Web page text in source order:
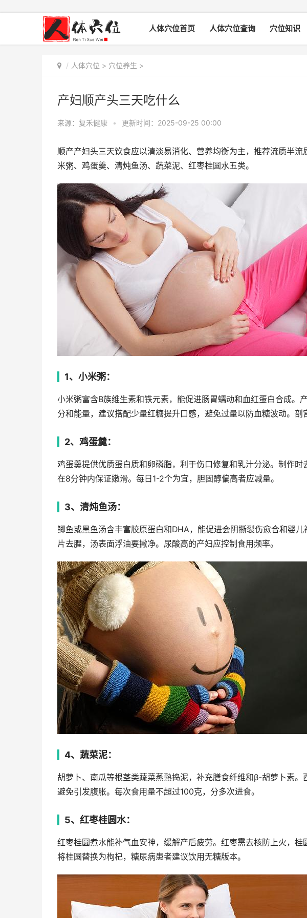
人体穴位首页 人体穴位查询 穴位知识
人体穴位 > 穴位养生 >
产妇顺产头三天吃什么
来源：复禾健康 • 更新时间：2025-09-25 00:00
顺产产妇头三天饮食应以清淡易消化、营养均衡为主，推荐流质半
米粥、鸡蛋羹、清炖鱼汤、蔬菜泥、红枣桂圆水五类。
1、小米粥：
小米粥富含B族维生素和铁元素，能促进肠胃蠕动和血红蛋白合成。
分和能量，建议搭配少量红糖提升口感，避免过量以防血糖波动。剖
2、鸡蛋羹：
鸡蛋羹提供优质蛋白质和卵磷脂，利于伤口修复和乳汁分泌。制作
在8分钟内保证嫩滑。每日1-2个为宜，胆固醇偏高者应减量。
3、清炖鱼汤：
鲫鱼或黑鱼汤含丰富胶原蛋白和DHA，能促进会阴撕裂伤愈合和婴
片去腥，汤表面浮油要撇净。尿酸高的产妇应控制食用频率。
4、蔬菜泥：
胡萝卜、南瓜等根茎类蔬菜蒸熟捣泥，补充膳食纤维和β-胡萝卜素。
避免引发腹胀。每次食用量不超过100克，分多次进食。
5、红枣桂圆水：
红枣桂圆煮水能补气血安神，缓解产后疲劳。红枣需去核防上火，
将桂圆替换为枸杞，糖尿病患者建议饮用无糖版本。